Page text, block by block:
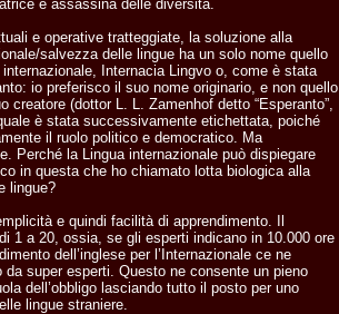
e assassina delle diversità.
e operative tratteggiate, la soluzione alla
salvezza delle lingue ha un solo nome quello
internazionale, Internacia Lingvo o, come è stata
io preferisco il suo nome originario, e non quello
creatore (dottor L. L. Zamenhof detto “Esperanto”,
è stata successivamente etichettata, poiché
il ruolo politico e democratico. Ma
Perché la Lingua internazionale può dispiegare
in questa che ho chiamato lotta biologica alla
lingue?
e quindi facilità di apprendimento. Il
1 a 20, ossia, se gli esperti indicano in 10.000 ore
dell’inglese per l’Internazionale ce ne
da super esperti. Questo ne consente un pieno
dell’obbligo lasciando tutto il posto per uno
lingue straniere.